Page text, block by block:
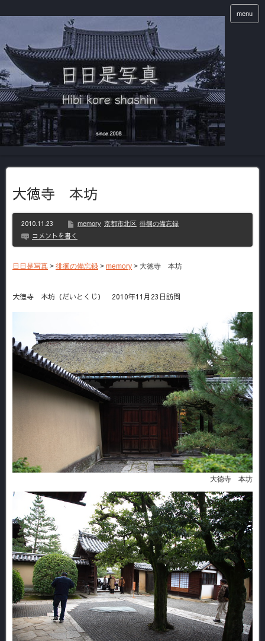
menu
大徳寺 本坊
2010.11.23 memory 京都市北区 徘徊の備忘録
コメントを書く
日日是写真 > 徘徊の備忘録 > memory > 大徳寺 本坊
大徳寺 本坊（だいとくじ） 2010年11月23日訪問
大徳寺 本坊